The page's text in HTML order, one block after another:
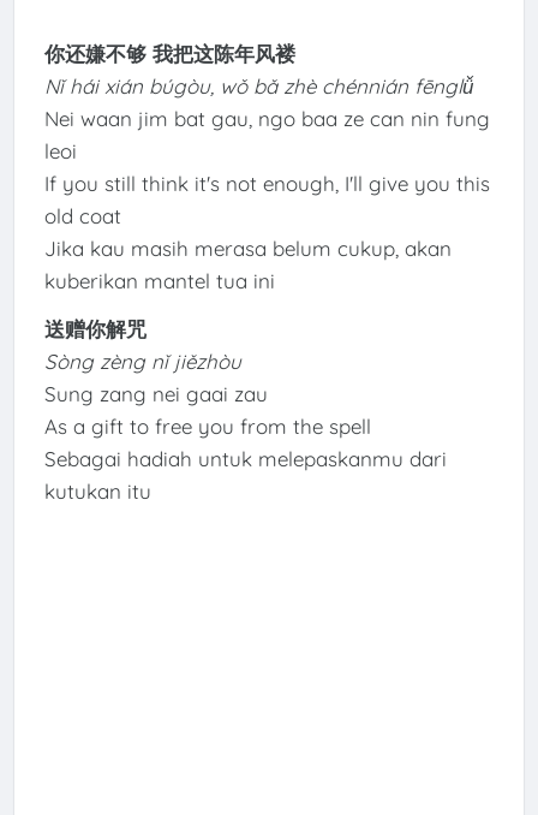
你还嫌不够 我把这陈年风褛
Nǐ hái xián búgòu, wǒ bǎ zhè chénnián fēnglǚ
Nei waan jim bat gau, ngo baa ze can nin fung
leoi
If you still think it's not enough, I'll give you this
old coat
Jika kau masih merasa belum cukup, akan
kuberikan mantel tua ini
送赠你解咒
Sòng zèng nǐ jiězhòu
Sung zang nei gaai zau
As a gift to free you from the spell
Sebagai hadiah untuk melepaskanmu dari
kutukan itu